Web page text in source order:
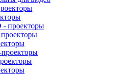
проекторы